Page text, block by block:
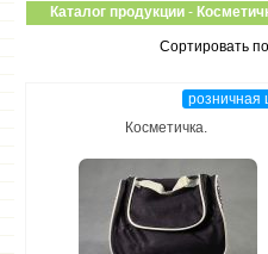
Каталог продукции -
Сортировать
розничная
Косметичка.